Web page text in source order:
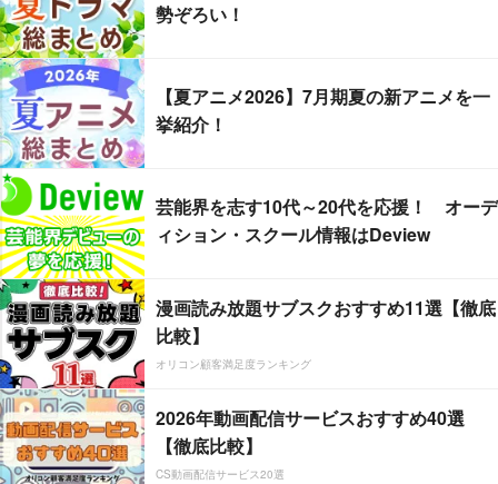
勢ぞろい！
【夏アニメ2026】7月期夏の新アニメを一
挙紹介！
芸能界を志す10代～20代を応援！ オーデ
ィション・スクール情報はDeview
漫画読み放題サブスクおすすめ11選【徹底
比較】
オリコン顧客満足度ランキング
2026年動画配信サービスおすすめ40選
【徹底比較】
CS動画配信サービス20選